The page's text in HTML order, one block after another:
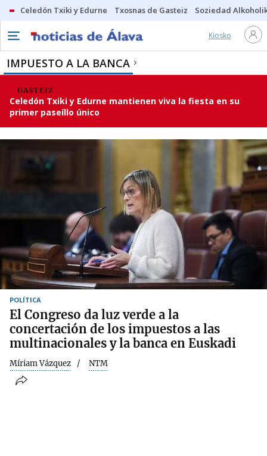
Celedón Txiki y Edurne Txosnas de Gasteiz Soziedad
Kiosko
IMPUESTO A LA BANCA
GASTEIZ
Celedón Txiki y Edurne mantienen viva la fiesta en su
primer paseíllo único
POLÍTICA
El Congreso da luz verde a la
concertación de los impuestos a las
multinacionales y la banca en Euskadi
Míriam Vázquez NTM